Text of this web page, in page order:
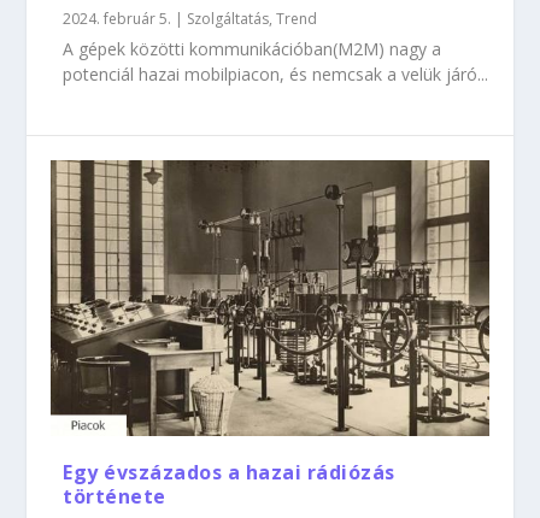
2024. február 5. | Szolgáltatás,Trend
A gépek közötti kommunikációban(M2M) nagy a
potenciál hazai mobilpiacon, és nemcsak a velük járó...
Egy évszázados a hazai rádiózás
története